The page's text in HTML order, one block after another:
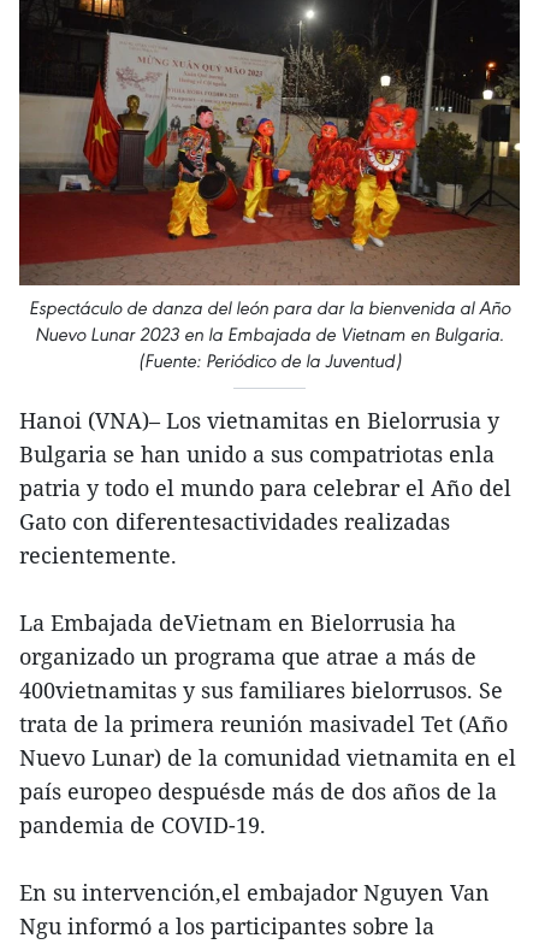
Espectáculo de danza del león para dar la bienvenida al Año
Nuevo Lunar 2023 en la Embajada de Vietnam en Bulgaria.
(Fuente: Periódico de la Juventud)
Hanoi (VNA)– Los vietnamitas en Bielorrusia y
Bulgaria se han unido a sus compatriotas enla
patria y todo el mundo para celebrar el Año del
Gato con diferentesactividades realizadas
recientemente.
La Embajada deVietnam en Bielorrusia ha
organizado un programa que atrae a más de
400vietnamitas y sus familiares bielorrusos. Se
trata de la primera reunión masivadel Tet (Año
Nuevo Lunar) de la comunidad vietnamita en el
país europeo despuésde más de dos años de la
pandemia de COVID-19.
En su intervención,el embajador Nguyen Van
Ngu informó a los participantes sobre la